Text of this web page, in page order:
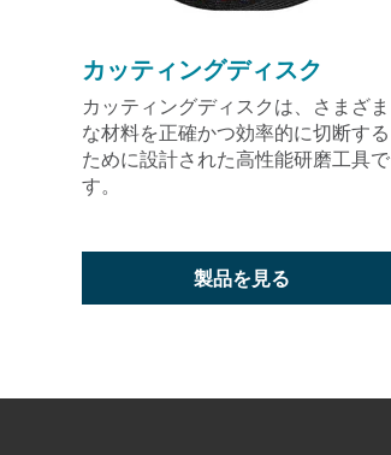
カッティングディスク
カッティングディスクは、さまざま
な材料を正確かつ効率的に切断する
ために設計された高性能研磨工具で
す。
製品を見る